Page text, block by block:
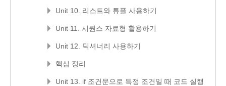
Unit 10. 리스트와 튜플 사용하기
Unit 11. 시퀀스 자료형 활용하기
Unit 12. 딕셔너리 사용하기
핵심 정리
Unit 13. if 조건문으로 특정 조건일 때 코드 실행